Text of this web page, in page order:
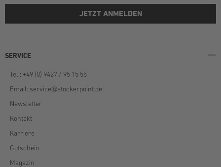
JETZT ANMELDEN
SERVICE
Tel.: +49 (0) 9427 / 95 15 55
Email: service@stockerpoint.de
Newsletter
Kontakt
Karriere
Gutschein
Magazin